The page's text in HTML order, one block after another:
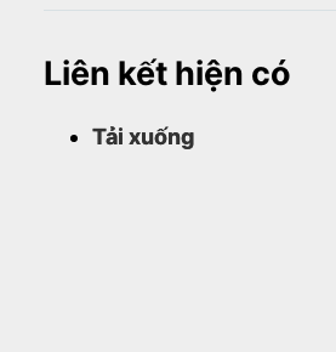
Liên kết hiện có
Tải xuống